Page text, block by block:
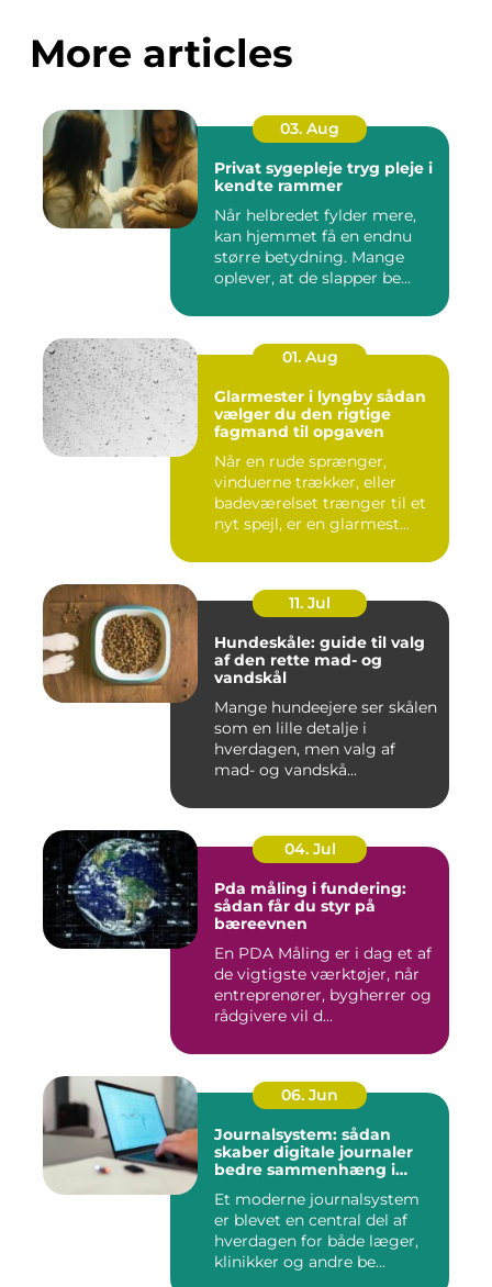
More articles
03. Aug
Privat sygepleje tryg pleje i
kendte rammer
Når helbredet fylder mere,
kan hjemmet få en endnu
større betydning. Mange
oplever, at de slapper be...
01. Aug
Glarmester i lyngby sådan
vælger du den rigtige
fagmand til opgaven
Når en rude sprænger,
vinduerne trækker, eller
badeværelset trænger til et
nyt spejl, er en glarmest...
11. Jul
Hundeskåle: guide til valg
af den rette mad- og
vandskål
Mange hundeejere ser skålen
som en lille detalje i
hverdagen, men valg af
mad- og vandskå...
04. Jul
Pda måling i fundering:
sådan får du styr på
bæreevnen
En PDA Måling er i dag et af
de vigtigste værktøjer, når
entreprenører, bygherrer og
rådgivere vil d...
06. Jun
Journalsystem: sådan
skaber digitale journaler
bedre sammenhæng i
Et moderne journalsystem
er blevet en central del af
hverdagen for både læger,
klinikker og andre be...